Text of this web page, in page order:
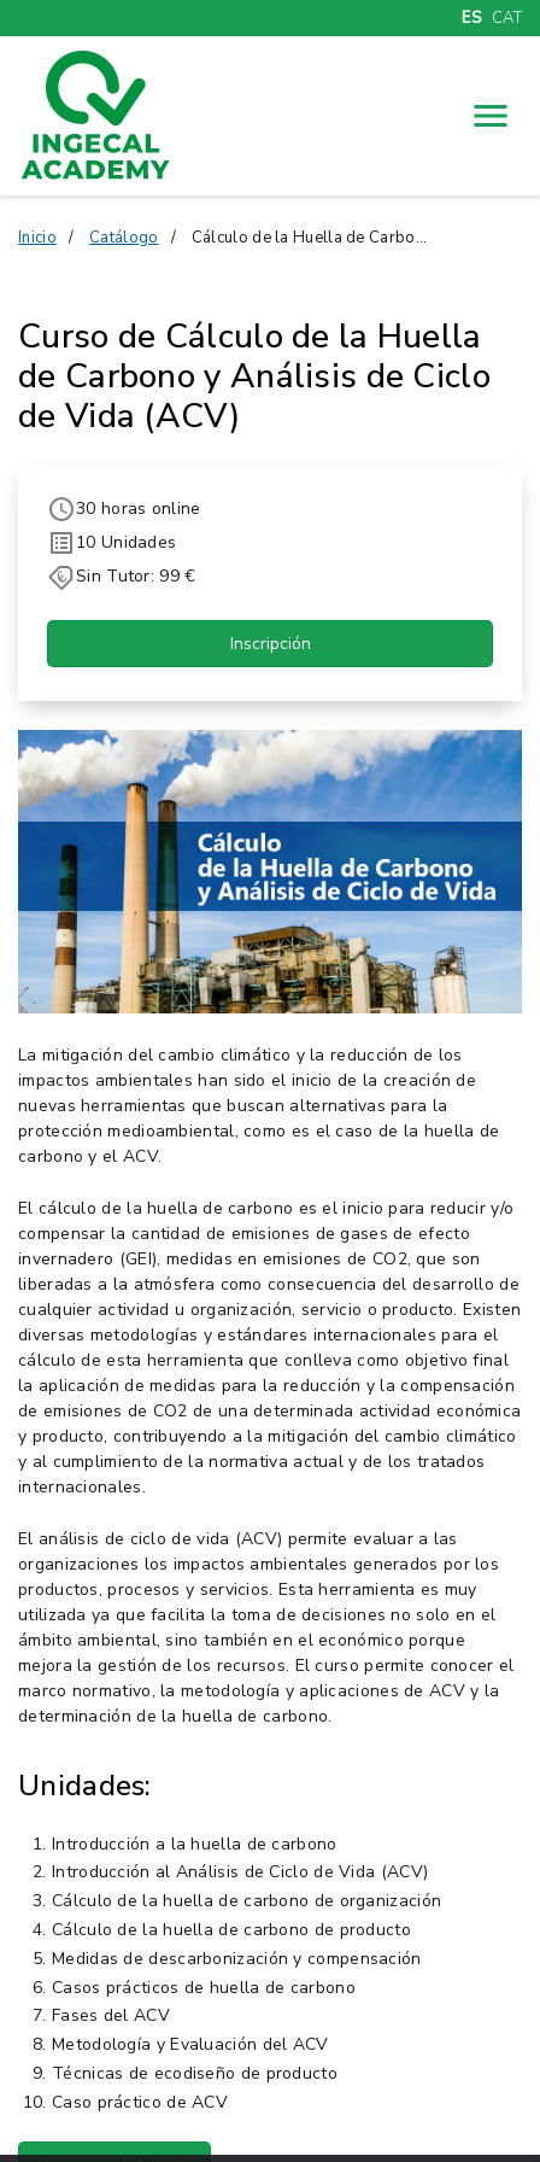
ES CAT
Menú
Inicio Catálogo Cálculo de la Huella de Carbono y ACV
Curso de Cálculo de la Huella
de Carbono y Análisis de Ciclo
de Vida (ACV)
30 horas online
10 Unidades
Sin Tutor: 99 €
Inscripción
La mitigación del cambio climático y la reducción de los
impactos ambientales han sido el inicio de la creación de
nuevas herramientas que buscan alternativas para la
protección medioambiental, como es el caso de la huella de
carbono y el ACV.
El cálculo de la huella de carbono es el inicio para reducir y/o
compensar la cantidad de emisiones de gases de efecto
invernadero (GEI), medidas en emisiones de CO2, que son
liberadas a la atmósfera como consecuencia del desarrollo de
cualquier actividad u organización, servicio o producto. Existen
diversas metodologías y estándares internacionales para el
cálculo de esta herramienta que conlleva como objetivo final
la aplicación de medidas para la reducción y la compensación
de emisiones de CO2 de una determinada actividad económica
y producto, contribuyendo a la mitigación del cambio climático
y al cumplimiento de la normativa actual y de los tratados
internacionales.
El análisis de ciclo de vida (ACV) permite evaluar a las
organizaciones los impactos ambientales generados por los
productos, procesos y servicios. Esta herramienta es muy
utilizada ya que facilita la toma de decisiones no solo en el
ámbito ambiental, sino también en el económico porque
mejora la gestión de los recursos. El curso permite conocer el
marco normativo, la metodología y aplicaciones de ACV y la
determinación de la huella de carbono.
Unidades:
Introducción a la huella de carbono
Introducción al Análisis de Ciclo de Vida (ACV)
Cálculo de la huella de carbono de organización
Cálculo de la huella de carbono de producto
Medidas de descarbonización y compensación
Casos prácticos de huella de carbono
Fases del ACV
Metodología y Evaluación del ACV
Técnicas de ecodiseño de producto
Caso práctico de ACV